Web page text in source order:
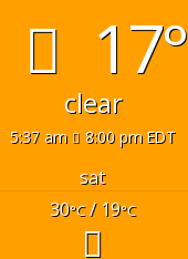
17°
clear
5:37 am 8:00 pm EDT
sat
30°C/ 19°C